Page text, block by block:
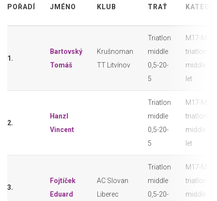
POŘADÍ JMÉNO KLUB TRAŤ
1.
Bartovský
Tomáš
Krušnoman
TT Litvínov
Triatlon
middle
0,5-20-
5
M17-M
triatlon
middle do
let
2.
Hanzl
Vincent
Triatlon
middle
0,5-20-
5
M17-M
triatlon
middle do
let
3.
Fojtíček
Eduard
AC Slovan
Liberec
Triatlon
middle
0,5-20-
M17-M
triatlon
middle do